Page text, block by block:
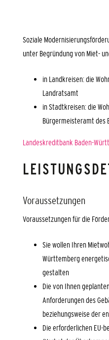
Soziale
unter Begründung von Miet-
in Landkreisen: die
Landratsamt
in Stadtkreisen: die
Bürgermeisteramt des
Landeskreditbank Baden-
Voraussetzungen
Voraussetzungen für die
Sie wollen Ihren
Württemberg
gestalten
Die von Ihnen
Anforderungen des
beziehungsweise der
Die erforderlichen EU-